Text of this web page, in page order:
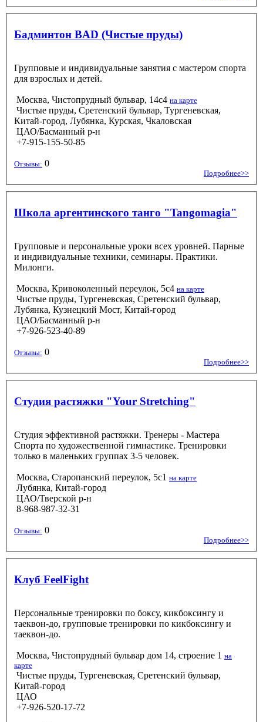
Бадминтон BAD (Чистые пруды)
Групповые и индивидуальные занятия с мастером спорта
для взрослых и детей.
Москва, Чистопрудный бульвар, 14с4 на карте
Чистые пруды, Сретенский бульвар, Тургеневская,
Китай-город, Лубянка, Курская, Чкаловская
ЦАО/Басманный р-н
+7-915-155-50-85
Отзывы: 0
Подробнее>>
Школа аргентинского танго "Tangomagia"
Групповые и персональные уроки всех уровней. Парные
и индивидуальные техники, семинары. Практики.
Милонги.
Москва, Кривоколенный переулок, 5с4 на карте
Чистые пруды, Тургеневская, Сретенский бульвар,
Лубянка, Кузнецкий Мост, Китай-город
ЦАО/Басманный р-н
+7-926-523-40-89
Отзывы: 0
Подробнее>>
Студия растяжки "Your Stretching"
Студия эффективной растяжки. Тренеры - Мастера
Спорта по художественной гимнастике. Тренировки
только в маленьких группах 3-5 человек.
Москва, Старопанский переулок, 5с1 на карте
Лубянка, Китай-город
ЦАО/Тверской р-н
8-968-987-32-31
Отзывы: 0
Подробнее>>
Клуб FeelFight
Персональные тренировки по боксу, кикбоксингу и
таеквон-до, групповые тренировки по кикбоксингу и
таеквон-до.
Москва, Чистопрудный бульвар дом 14, строение 1 на
карте
Чистые пруды, Тургеневская, Сретенский бульвар,
Китай-город
ЦАО
+7-926-520-17-72